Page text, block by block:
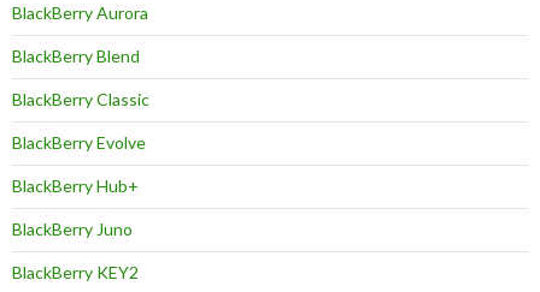
BlackBerry Aurora
BlackBerry Blend
BlackBerry Classic
BlackBerry Evolve
BlackBerry Hub+
BlackBerry Juno
BlackBerry KEY2